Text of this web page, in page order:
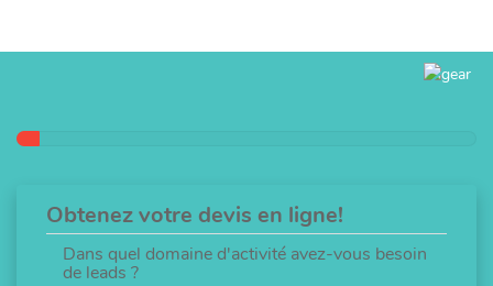
Obtenez votre devis en ligne!
Dans quel domaine d'activité avez-vous besoin
de leads ?